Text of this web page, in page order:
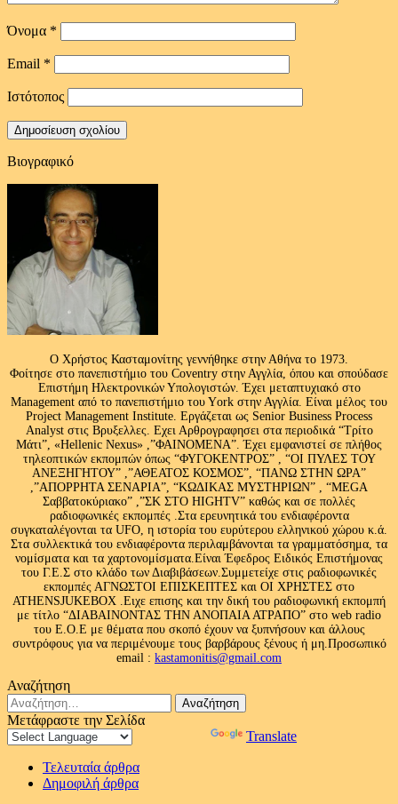
Όνομα *
Email *
Ιστότοπος
Βιογραφικό
Ο Χρήστος Κασταμονίτης γεννήθηκε στην Αθήνα το 1973.
Φοίτησε στο πανεπιστήμιο του Coventry στην Αγγλία, όπου και σπούδασε
Επιστήμη Ηλεκτρονικών Υπολογιστών. Έχει μεταπτυχιακό στο
Management από το πανεπιστήμιο του Υork στην Αγγλία. Είναι μέλος του
Project Management Institute. Εργάζεται ως Senior Business Process
Analyst στις Βρυξελλες. Εχει Αρθρογραφησει στα περιοδικά “Τρίτο
Μάτι”, «Hellenic Nexus» ,”ΦΑΙΝΟΜΕΝΑ”. Έχει εμφανιστεί σε πλήθος
τηλεοπτικών εκπομπών όπως “ΦΥΓΟΚΕΝΤΡΟΣ” , “ΟΙ ΠΥΛΕΣ ΤΟΥ
ΑΝΕΞΗΓΗΤΟΥ” ,”ΑΘΕΑΤΟΣ ΚΟΣΜΟΣ”, “ΠΑΝΩ ΣΤΗΝ ΩΡΑ”
,”ΑΠΟΡΡΗΤΑ ΣΕΝΑΡΙΑ”, “ΚΩΔΙΚΑΣ ΜΥΣΤΗΡΙΩΝ” , “MEGA
Σαββατοκύριακο” ,”ΣΚ ΣΤΟ HIGHTV” καθώς και σε πολλές
ραδιοφωνικές εκπομπές .Στα ερευνητικά του ενδιαφέροντα
συγκαταλέγονται τα UFO, η ιστορία του ευρύτερου ελληνικού χώρου κ.ά.
Στα συλλεκτικά του ενδιαφέροντα περιλαμβάνονται τα γραμματόσημα, τα
νομίσματα και τα χαρτονομίσματα.Είναι Έφεδρος Ειδικός Επιστήμονας
του Γ.Ε.Σ στο κλάδο των Διαβιβάσεων.Συμμετείχε στις ραδιοφωνικές
εκπομπές ΑΓΝΩΣΤΟΙ ΕΠΙΣΚΕΠΤΕΣ και ΟΙ ΧΡΗΣΤΕΣ στο
ATHENSJUKEBOX .Ειχε επισης και την δική του ραδιοφωνική εκπομπή
με τίτλο “ΔΙΑΒΑΙΝΟΝΤΑΣ ΤΗΝ ΑΝΟΠΑΙΑ ΑΤΡΑΠΟ” στο web radio
του Ε.Ο.Ε με θέματα που σκοπό έχουν να ξυπνήσουν και άλλους
συντρόφους για να περιμένουμε τους βαρβάρους ξένους ή μη.Προσωπικό
email : kastamonitis@gmail.com
Αναζήτηση
Αναζήτηση
για:
Μετάφραστε την Σελίδα
Translate
Τελευταία άρθρα
Δημοφιλή άρθρα